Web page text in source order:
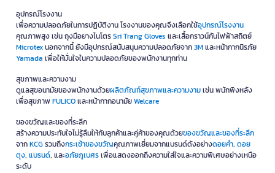
อุปกรณ์โรงงาน
เพื่อความปลอดภัยในการปฏิบัติงาน โรงงานของคุณจึงเลือกใช้อุปกรณ์โรงงาน
คุณภาพสูง เช่น ถุงมือยางไนโตรSri Trang Gloves และเสื้อกราวน์กันไฟฟ้าสถิตย์
Microtexนอกจากนี้ ยังมีอุปกรณ์สนับสนุนความปลอดภัยจาก3Mและหน้ากากนิรภัย
Yamada เพื่อให้มั่นใจในความปลอดภัยของพนักงานทุกท่าน
สุขภาพและความงาม
ดูแลสุขอนามัยของพนักงานด้วยผลิตภัณฑ์สุขภาพและความงามเช่น พนักพิงหลัง
เพื่อสุขภาพFULICOและหน้ากากอนามัยWelcare
ของขวัญและของที่ระลึก
สร้างความประทับใจไม่รู้ลืมให้กับลูกค้าและคู่ค้าของคุณด้วยของขวัญและของที่ระลึก
จากKCGรวมถึงกระเช้าของขวัญคุณภาพเยี่ยมจากแบรนด์ดังอย่างดอยคำ, ดอย
ตุง, แบรนด์, และอภัยภูเบศรเพื่อแสดงออกถึงความใส่ใจและความพิเศษอย่างเหนือ
ระดับ